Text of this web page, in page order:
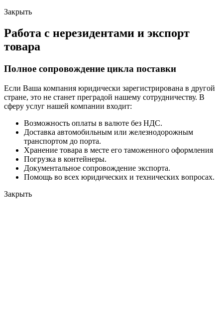
Закрыть
Работа с нерезидентами и экспорт
товара
Полное сопровождение цикла поставки
Если Ваша компания юридически зарегистрирована в другой
стране, это не станет преградой нашему сотрудничеству. В
сферу услуг нашей компании входит:
Возможность оплаты в валюте без НДС.
Доставка автомобильным или железнодорожным
транспортом до порта.
Хранение товара в месте его таможенного оформления
Погрузка в контейнеры.
Документальное сопровождение экспорта.
Помощь во всех юридических и технических вопросах.
Закрыть